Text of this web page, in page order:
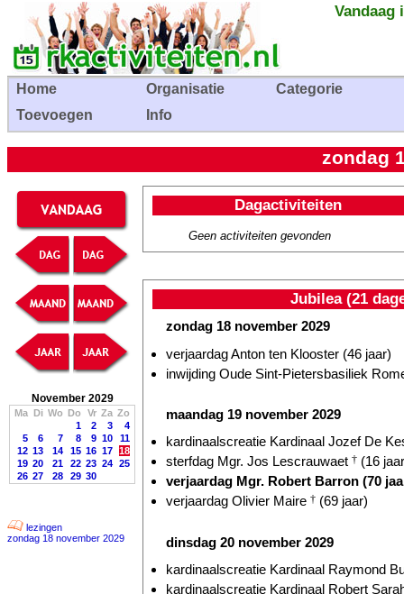
Vandaag
Home Organisatie
Categorie
Toevoegen
Info
zondag
November 2029
Ma Di Wo Do Vr Za Zo
1
2 3
4
5
6 7 8 9 10
11
12 13 14 15 16 17 18
19 20 21 22 23 24 25
26 27 28 29 30
lezingen
zondag 18 november 2029
Dagactiviteiten
Geen activiteiten gevonden
Jubilea (21
zondag 18 november 2029
verjaardag Anton ten Klooster (46 jaar)
inwijding Oude Sint-Pietersbasiliek
maandag 19 november 2029
kardinaalscreatie Kardinaal Jozef De
sterfdag Mgr. Jos Lescrauwaet † (16
verjaardag Mgr. Robert Barron (70
verjaardag Olivier Maire † (69 jaar)
dinsdag 20 november 2029
kardinaalscreatie Kardinaal Raymond
kardinaalscreatie Kardinaal Robert